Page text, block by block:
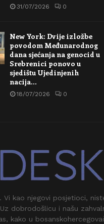
31/07/2026 0
New York: Dvije izložbe
povodom Međunarodnog
dana sjećanja na genocid u
Srebrenici ponovo u
sjedištu Ujedinjenih
nacija…
18/07/2026 0
Vi kao njegovi posjetioci,
dobrodošlicu i našu
kako u